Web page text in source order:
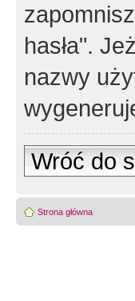
hasła".
nazwy
Wróć do
Strona główna